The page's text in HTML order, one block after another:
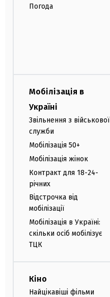
Погода
Мобілізація в
Україні
Звільнення з військової
служби
Мобілізація 50+
Мобілізація жінок
Контракт для 18-24-
річних
Відстрочка від
мобілізації
Мобілізація в Україні:
скільки осіб мобілізує
ТЦК
Кіно
Найцікавіші фільми